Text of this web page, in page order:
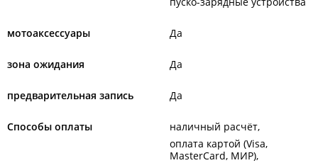
мотоаксессуары Да
зона ожидания Да
предварительная запись Да
Способы оплаты
наличный расчёт
оплата картой (Visa,
MasterCard, МИР)